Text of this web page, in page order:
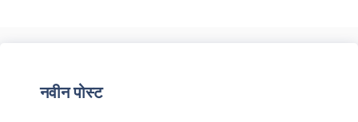
नवीन पोस्ट